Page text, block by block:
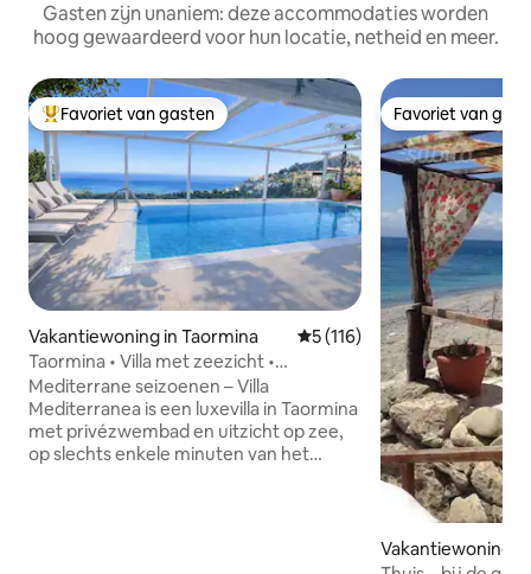
Gasten zijn unaniem: deze accommodaties worden
hoog gewaardeerd voor hun locatie, netheid en meer.
Topfavoriet van gasten
Favoriet van gasten
Vakantiewoning in Taormina Gemiddelde beoordeling
5 (116)
Taormina • Villa met zeezicht •
Privézwembad
Mediterrane seizoenen – Villa
Mediterranea is een luxevilla in Taormina
met privézwembad en uitzicht op zee,
op slechts enkele minuten van het
Favoriet van
Favoriet van
Vakantiewoning